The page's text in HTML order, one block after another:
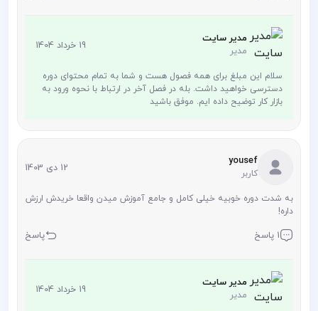
مدیر سایت
مدیر 19 خرداد 1404
سلام این مبلغ برای همه فصول هست و شما به تمام محتوای دوره
دسترسی خواهید داشت. بله در فصل آخر در ارتباط با نحوه ورود به
بازار کار توضیح داده ایم. موفق باشید
yousef
کاربر 12 دی 1403
به شدت دوره خوبیه خیلی کامل و جامع آموزش میدن واقعا خریدش ارزش
داره!
1 پاسخ پاسخ
مدیر سایت
مدیر 19 خرداد 1404